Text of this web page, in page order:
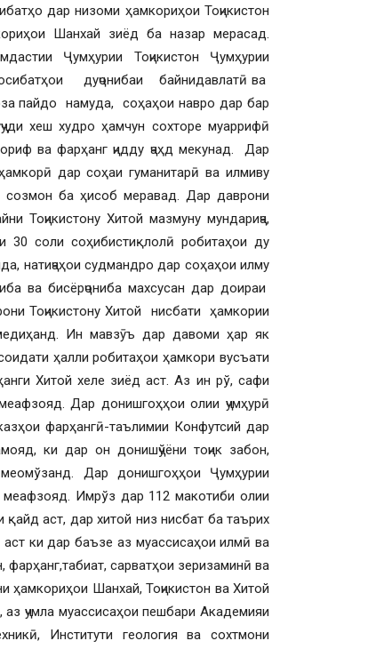
дар низоми ҳамкориҳои Тоҷикистон
Шанхай зиёд ба назар мерасад.
Ҷумҳурии Тоҷикистон Ҷумҳурии
дуҷонибаи байнидавлатӣ ва
пайдо намуда, соҳаҳои навро дар бар
хеш худро ҳамчун сохторе муаррифӣ
ва фарҳанг ҷидду ҷаҳд мекунад. Дар
дар соҳаи гуманитарӣ ва илмиву
созмон ба ҳисоб меравад. Дар даврони
Тоҷикистону Хитой мазмуну мундариҷа,
30 соли соҳибистиқлолӣ робитаҳои ду
натиҷаҳои судмандро дар соҳаҳои илму
ва бисёрҷониба махсусан дар доираи
Тоҷикистону Хитой нисбати ҳамкории
Ин мавзӯъ дар давоми ҳар як
ҳалли робитаҳои ҳамкори вусъати
Хитой хеле зиёд аст. Аз ин рў, сафи
Дар донишгоҳҳои олии ҷумҳурӣ
фарҳангӣ-таълимии Конфутсий дар
ки дар он донишҷўёни тоҷик забон,
Дар донишгоҳҳои Ҷумҳурии
меафзояд. Имрўз дар 112 макотиби олии
қайд аст, дар хитой низ нисбат ба таърих
аст ки дар баъзе аз муассисаҳои илмӣ ва
сарватҳои зеризаминӣ ва
Шанхай, Тоҷикистон ва Хитой
ҷумла муассисаҳои пешбари Академияи
Институти геология ва сохтмони